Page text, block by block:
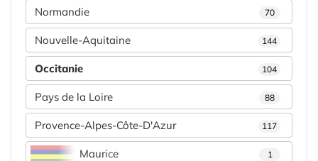
Normandie 70
Nouvelle-Aquitaine 144
Occitanie 104
Pays de la Loire 88
Provence-Alpes-Côte-D'Azur 117
Maurice 1